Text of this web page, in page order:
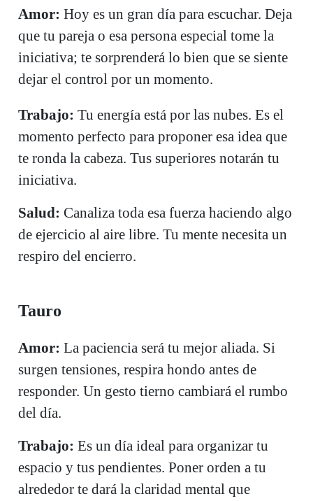
Amor: Hoy es un gran día para escuchar. Deja
que tu pareja o esa persona especial tome la
iniciativa; te sorprenderá lo bien que se siente
dejar el control por un momento.
Trabajo: Tu energía está por las nubes. Es el
momento perfecto para proponer esa idea que
te ronda la cabeza. Tus superiores notarán tu
iniciativa.
Salud: Canaliza toda esa fuerza haciendo algo
de ejercicio al aire libre. Tu mente necesita un
respiro del encierro.
Tauro
Amor: La paciencia será tu mejor aliada. Si
surgen tensiones, respira hondo antes de
responder. Un gesto tierno cambiará el rumbo
del día.
Trabajo: Es un día ideal para organizar tu
espacio y tus pendientes. Poner orden a tu
alrededor te dará la claridad mental que